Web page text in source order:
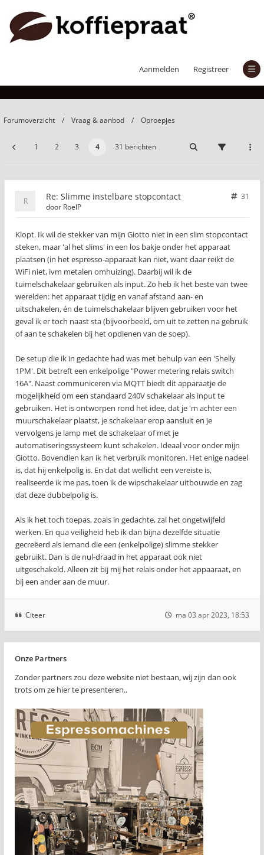
Aanmelden Registreer
Slimme instelbare stopcontact
Forumoverzicht Vraag & aanbod Oproepjes
1 2 3 4 31 berichten
Re: Slimme instelbare stopcontact
31
door RoelP
Klopt. Ik wil de stekker van mijn Giotto niet in een slim stopcontact
steken, maar 'al het slims' in een los bakje onder het apparaat
plaatsen (in het espresso-apparaat kan niet, want daar reikt de
WiFi niet, ivm metalen omhuizing). Daarbij wil ik de
tuimelschakelaar gebruiken als input. Zo heb ik het beste van twee
werelden: het apparaat tijdig en vanaf afstand aan- en
uitschakelen, én de tuimelschakelaar blijven gebruiken voor het
geval ik er toch naast sta (bijvoorbeeld, om uit te zetten na gebruik
of aan te schakelen bij het opdienen van de soep).
De setup die ik in gedachte had was met behulp van een 'Shelly
1PM'. Dit betreft een enkelpolige "Power metering relais switch
16A". Naast communiceren via MQTT biedt dit apparaatje de
mogelijkheid om een standaard 240V schakelaar als input te
gebruiken. Het is ontworpen rond het idee, dat je 'm achter een
muurschakelaar plaatst, je schakelaar erop aansluit en je
vervolgens je lamp met de schakelaar of met je
automatiseringssysteem kunt schakelen. Ideaal voor onder mijn
Giotto. Bovendien kan ik het verbruik monitoren. Het enige nadeel
is, dat hij enkelpolig is. En dat dat wellicht een vereiste is,
realiseerde ik me pas, toen ik de wipschakelaar uitbouwde en zag
dat deze dubbelpolig is.
Als ik het toch toepas, zoals in gedachte, zal het ongetwijfeld
werken. En qua veiligheid heb ik dan bijna dezelfde situatie
gecreëerd als iemand die een (enkelpolige) slimme stekker
gebruikt. Dan is de nul-draad in het apparaat ook niet
uitgeschakeld. Alleen zit bij mij het relais onder het appaaraat, en
bij een ander aan de muur.
Citeer ma 03 apr 2023, 18:53
Onze Partners
Zonder partners zou deze website niet bestaan, wij zijn dan ook
trots om ze hier te presenteren..